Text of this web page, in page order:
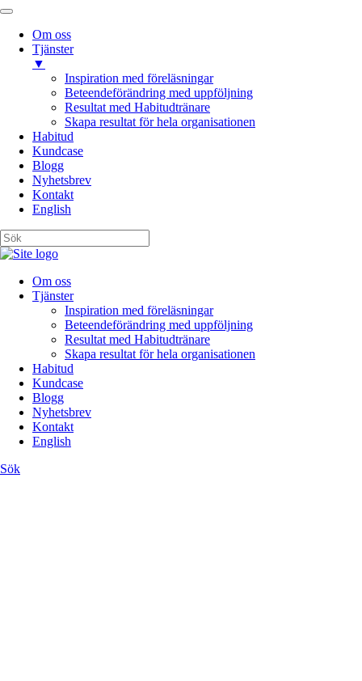
Om oss
Tjänster
▼
Inspiration med föreläsningar
Beteendeförändring med uppföljning
Resultat med Habitudtränare
Skapa resultat för hela organisationen
Habitud
Kundcase
Blogg
Nyhetsbrev
Kontakt
English
Om oss
Tjänster
Inspiration med föreläsningar
Beteendeförändring med uppföljning
Resultat med Habitudtränare
Skapa resultat för hela organisationen
Habitud
Kundcase
Blogg
Nyhetsbrev
Kontakt
English
Sök